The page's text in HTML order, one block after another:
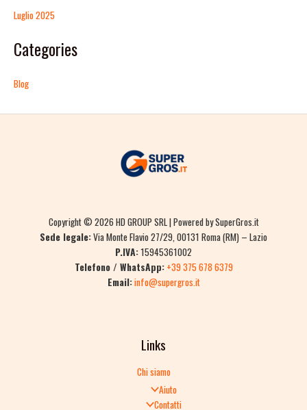
Luglio 2025
Categories
Blog
Copyright © 2026 HD GROUP SRL | Powered by SuperGros.it
Sede legale:Via Monte Flavio 27/29, 00131 Roma (RM) – Lazio
P.IVA:15945361002
Telefono / WhatsApp: +39 375 678 6379
Email:info@supergros.it
Links
Chi siamo
Aiuto
Contatti